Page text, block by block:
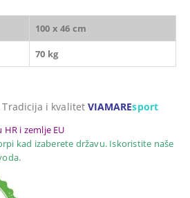
100 x 46 cm
70 kg
i kvalitet VIAMAREsport
HR i zemlje EU
kad izaberete državu. Iskoristite naše